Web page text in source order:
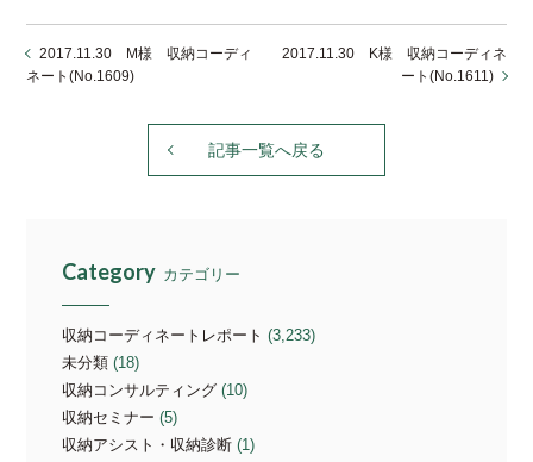
2017.11.30 M様 収納コーディ
ネート(No.1609)
2017.11.30 K様 収納コーディネ
ート(No.1611)
記事一覧へ戻る
Category カテゴリー
収納コーディネートレポート (3,233)
未分類 (18)
収納コンサルティング (10)
収納セミナー (5)
収納アシスト・収納診断 (1)